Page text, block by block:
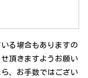
る場合もありますの
頂きますようお願い
、お手数ではござい